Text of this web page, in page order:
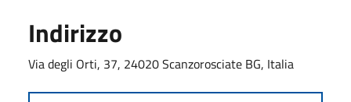
Indirizzo
Via degli Orti, 37, 24020 Scanzorosciate BG, Italia